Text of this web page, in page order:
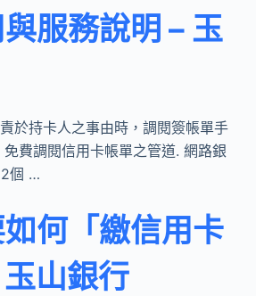
服務說明 – 玉
於持卡人之事由時，調閱簽帳單手
費調閱信用卡帳單之管道. 網路銀
個 …
何「繳信用卡
山銀行